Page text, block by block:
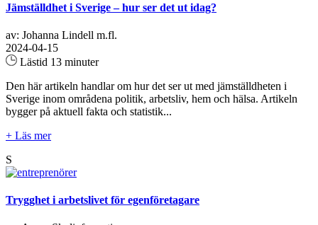
Jämställdhet i Sverige – hur ser det ut idag?
av: Johanna Lindell m.fl.
2024-04-15
Lästid 13 minuter
Den här artikeln handlar om hur det ser ut med jämställdheten i
Sverige inom områdena politik, arbetsliv, hem och hälsa. Artikeln
bygger på aktuell fakta och statistik...
+ Läs mer
S
Trygghet i arbetslivet för egenföretagare